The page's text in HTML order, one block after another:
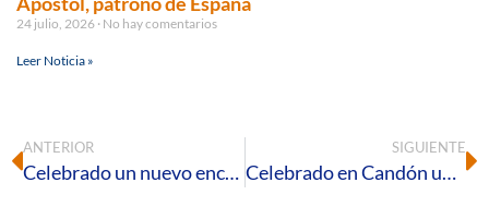
24 julio, 2026 No hay comentarios
Leer Noticia »
ANTERIOR
Celebrado un nuevo encuentro de jóvenes para la JMJ
SIGUIENTE
Celebrado en Candón un nuevo Encuentro en la Esperanza del Movimiento de Cursilllos de Cristiandad